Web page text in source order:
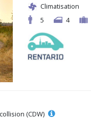
Climatisation
5
4
(CDW)